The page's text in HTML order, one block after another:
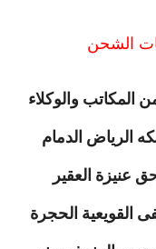
الشحن
المكاتب والوكلاء
الرياض الدمام
عنيزة العقير
القويعية الحجرة